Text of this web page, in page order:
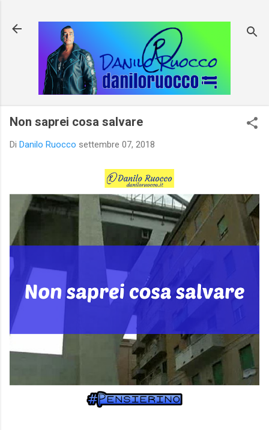
Non saprei cosa salvare
Di Danilo Ruocco settembre 07, 2018